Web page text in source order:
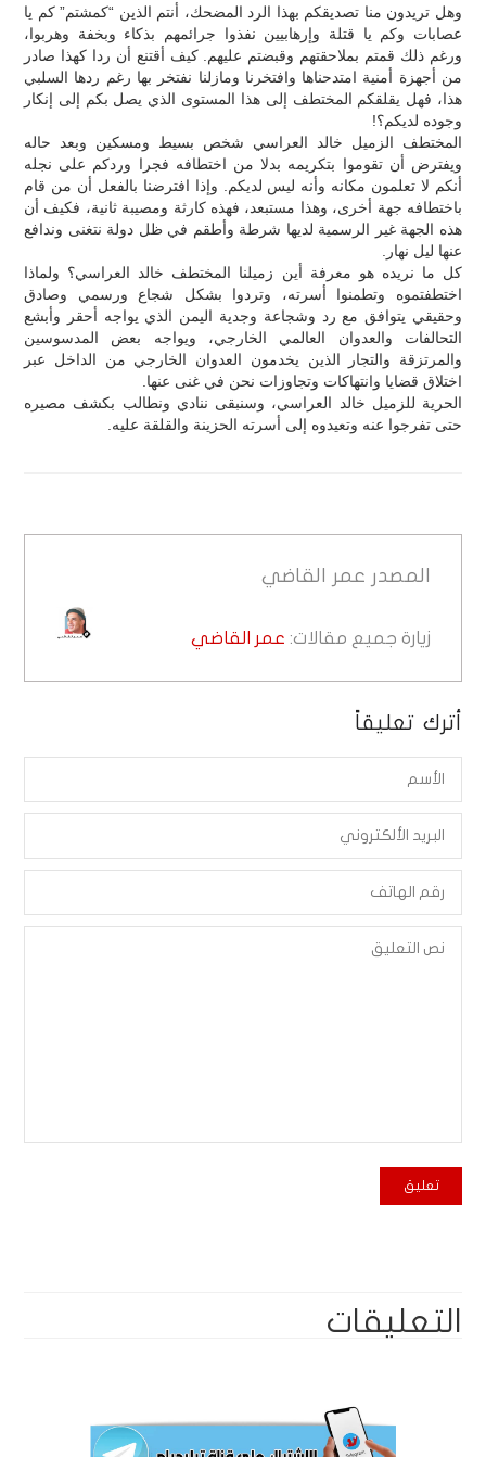
وهل تريدون منا تصديقكم بهذا الرد المضحك، أنتم الذين “كمشتم” كم يا
عصابات وكم يا قتلة وإرهابيين نفذوا جرائمهم بذكاء وبخفة وهربوا،
ورغم ذلك قمتم بملاحقتهم وقبضتم عليهم. كيف أقتنع أن ردا كهذا صادر
من أجهزة أمنية امتدحناها وافتخرنا ومازلنا نفتخر بها رغم ردها السلبي
هذا، فهل يقلقكم المختطف إلى هذا المستوى الذي يصل بكم إلى إنكار
وجوده لديكم؟!
المختطف الزميل خالد العراسي شخص بسيط ومسكين وبعد حاله
ويفترض أن تقوموا بتكريمه بدلا من اختطافه فجرا وردكم على نجله
أنكم لا تعلمون مكانه وأنه ليس لديكم. وإذا افترضنا بالفعل أن من قام
باختطافه جهة أخرى، وهذا مستبعد، فهذه كارثة ومصيبة ثانية، فكيف أن
هذه الجهة غير الرسمية لديها شرطة وأطقم في ظل دولة نتغنى وندافع
عنها ليل نهار.
كل ما نريده هو معرفة أين زميلنا المختطف خالد العراسي؟ ولماذا
اختطفتموه وتطمنوا أسرته، وتردوا بشكل شجاع ورسمي وصادق
وحقيقي يتوافق مع رد وشجاعة وجدية اليمن الذي يواجه أحقر وأبشع
التحالفات والعدوان العالمي الخارجي، ويواجه بعض المدسوسين
والمرتزقة والتجار الذين يخدمون العدوان الخارجي من الداخل عبر
اختلاق قضايا وانتهاكات وتجاوزات نحن في غنى عنها.
الحرية للزميل خالد العراسي، وسنبقى ننادي ونطالب بكشف مصيره
حتى تفرجوا عنه وتعيدوه إلى أسرته الحزينة والقلقة عليه.
المصدر عمر القاضي
زيارة جميع مقالات: عمر القاضي
أترك تعليقاً
التعليقات